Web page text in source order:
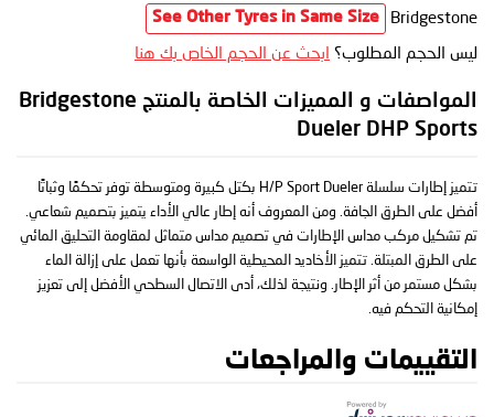
Bridgestone
See Other Tyres in Same Size
ليس الحجم المطلوب؟ ابحث عن الحجم الخاص بك هنا
المواصفات و المميزات الخاصة بالمنتج Bridgestone
Dueler DHP Sports
تتميز إطارات سلسلة H/P Sport Dueler بكتل كبيرة ومتوسطة توفر تحكمًا وثباتًا
أفضل على الطرق الجافة. ومن المعروف أنه إطار عالي الأداء يتميز بتصميم شعاعي.
تم تشكيل مركب مداس الإطارات في تصميم مداس متماثل لمقاومة التحليق المائي
على الطرق المبتلة. تتميز الأخاديد المحيطية الواسعة بأنها تعمل على إزالة الماء
بشكل مستمر من أثر الإطار. ونتيجة لذلك، أدى الاتصال السطحي الأفضل إلى تعزيز
إمكانية التحكم فيه.
التقييمات والمراجعات